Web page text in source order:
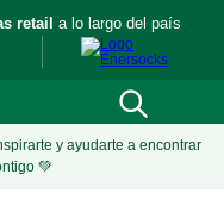
retail a lo largo del país
y ayudarte a encontrar
💚